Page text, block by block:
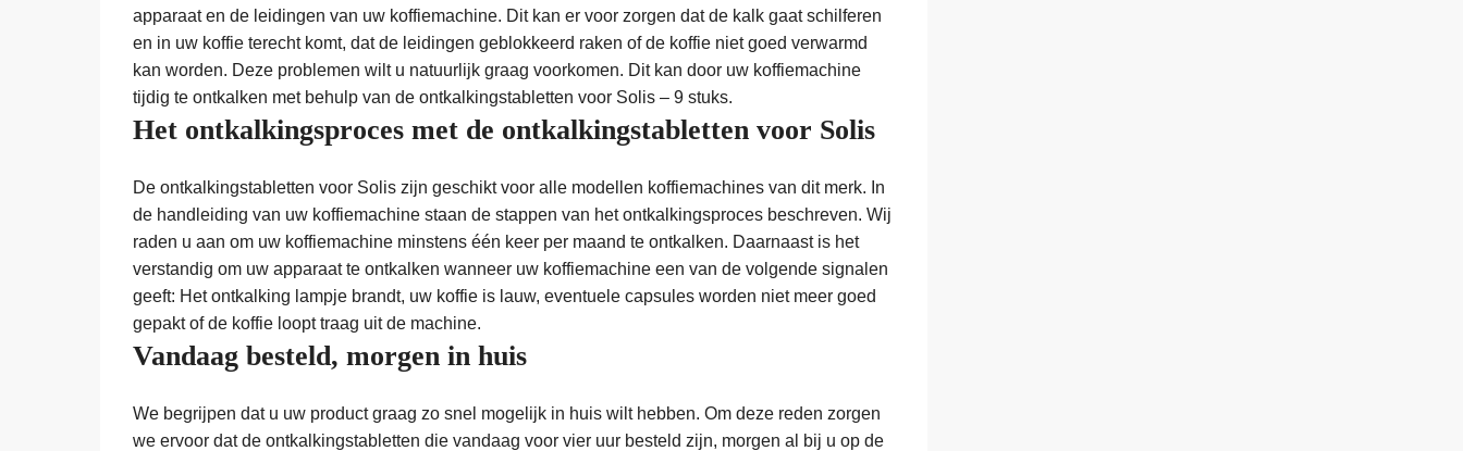
apparaat en de leidingen van uw koffiemachine. Dit kan er voor zorgen dat de kalk gaat schilferen
en in uw koffie terecht komt, dat de leidingen geblokkeerd raken of de koffie niet goed verwarmd
kan worden. Deze problemen wilt u natuurlijk graag voorkomen. Dit kan door uw koffiemachine
tijdig te ontkalken met behulp van de ontkalkingstabletten voor Solis – 9 stuks.
Het ontkalkingsproces met de ontkalkingstabletten voor Solis
De ontkalkingstabletten voor Solis zijn geschikt voor alle modellen koffiemachines van dit merk. In
de handleiding van uw koffiemachine staan de stappen van het ontkalkingsproces beschreven. Wij
raden u aan om uw koffiemachine minstens één keer per maand te ontkalken. Daarnaast is het
verstandig om uw apparaat te ontkalken wanneer uw koffiemachine een van de volgende signalen
geeft: Het ontkalking lampje brandt, uw koffie is lauw, eventuele capsules worden niet meer goed
gepakt of de koffie loopt traag uit de machine.
Vandaag besteld, morgen in huis
We begrijpen dat u uw product graag zo snel mogelijk in huis wilt hebben. Om deze reden zorgen
we ervoor dat de ontkalkingstabletten die vandaag voor vier uur besteld zijn, morgen al bij u op de